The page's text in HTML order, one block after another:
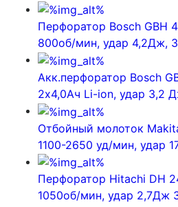
Перфоратор Bosch GBH
800об/мин, удар 4,2Дж,
Акк.перфоратор Bosch
2х4,0Ач Li-ion, удар 3,2
Отбойный молоток
1100-2650 уд/мин, удар
Перфоратор Hitachi DH
1050об/мин, удар 2,7Дж